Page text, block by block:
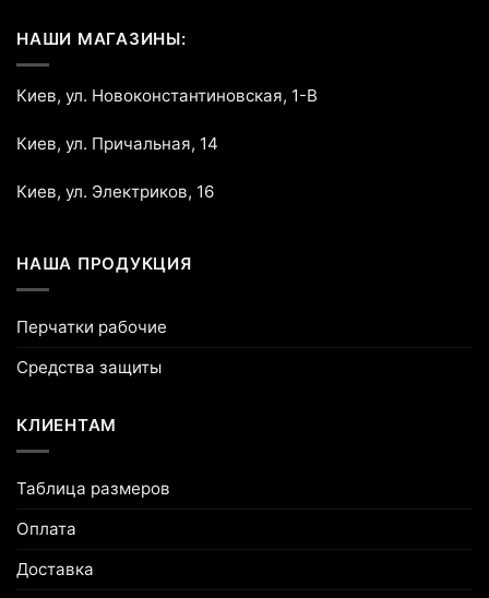
НАШИ МАГАЗИНЫ:
Киев, ул. Новоконстантиновская, 1-В
Киев, ул. Причальная, 14
Киев, ул. Электриков, 16
НАША ПРОДУКЦИЯ
Перчатки рабочие
Средства защиты
КЛИЕНТАМ
Таблица размеров
Оплата
Доставка